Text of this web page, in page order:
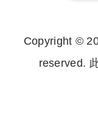
Copyright ©
reserved.